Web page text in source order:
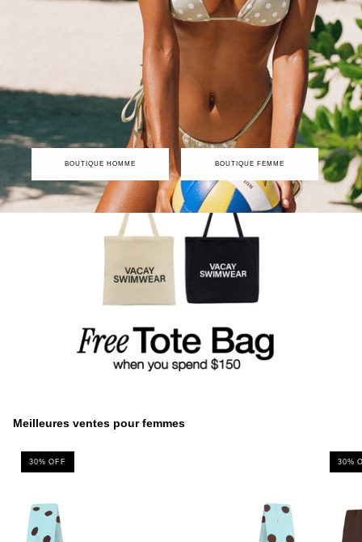
BOUTIQUE HOMME BOUTIQUE FEMME
Meilleures ventes pour femmes
30% OFF 30%